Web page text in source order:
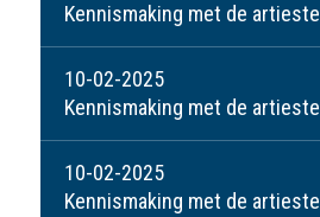
Kennismaking met de artiesten van het
10-02-2025
Kennismaking met de artiesten van het WMW:
10-02-2025
Kennismaking met de artiesten van het